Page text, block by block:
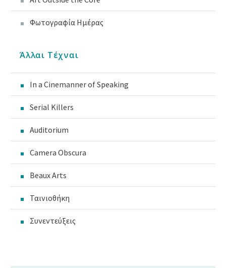
Φωτογραφία Ημέρας
Άλλαι Τέχναι
In a Cinemanner of Speaking
Serial Killers
Auditorium
Camera Obscura
Beaux Arts
Ταινιοθήκη
Συνεντεύξεις